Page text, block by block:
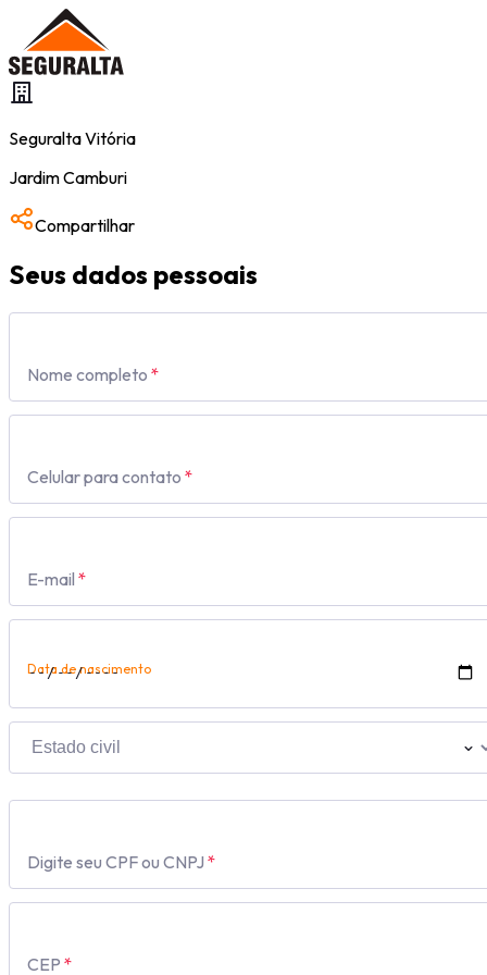
SeguraltaVitória
Jardim Camburi
Compartilhar
Seus dados pessoais
Nome completo *
Celular para contato *
E-mail *
Data de nascimento
Digite seu CPF ou CNPJ *
CEP *